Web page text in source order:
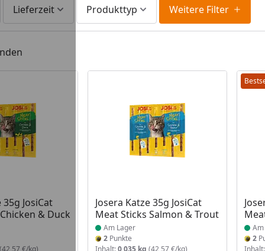
Lieferzeit Produkttyp Weitere Filter
35g JosiCat
& Duck
(42,57 €/kg)
Josera Katze 35g JosiCat
Meat Sticks Salmon & Trout
Produkt am Lager
Am Lager
2 Punkte
Inhalt:0,035 kg (42,57 €/kg)
2